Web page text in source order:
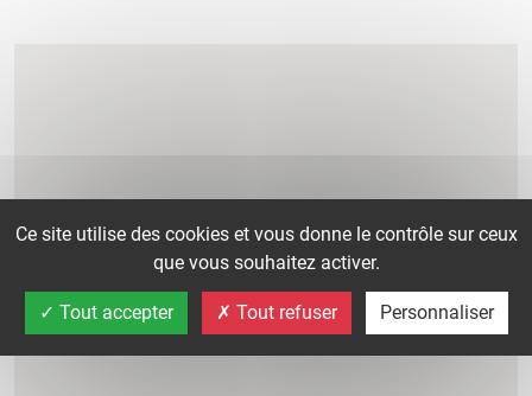
Ce site utilise des cookies et vous donne le contrôle sur ceux
que vous souhaitez activer.
Tout accepter Tout refuser Personnaliser